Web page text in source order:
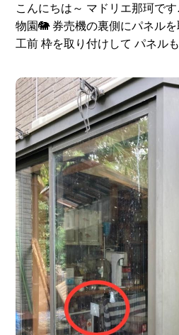
こんにちは～ マドリエ那珂で
物園🐘 券売機の裏側にパネル
工前 枠を取り付けして パネル